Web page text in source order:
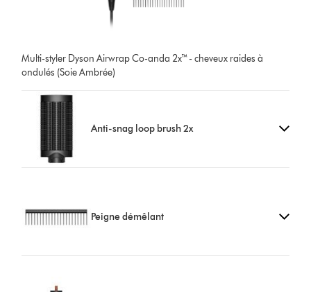
Multi-styler Dyson Airwrap Co-anda 2x™ - cheveux raides à
ondulés (Soie Ambrée)
Anti-snag loop brush 2x
Peigne démêlant